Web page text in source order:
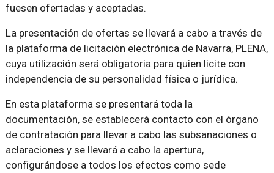
fuesen ofertadas y aceptadas.
La presentación de ofertas se llevará a cabo a través de
la plataforma de licitación electrónica de Navarra, PLENA,
cuya utilización será obligatoria para quien licite con
independencia de su personalidad física o jurídica.
En esta plataforma se presentará toda la
documentación, se establecerá contacto con el órgano
de contratación para llevar a cabo las subsanaciones o
aclaraciones y se llevará a cabo la apertura,
configurándose a todos los efectos como sede